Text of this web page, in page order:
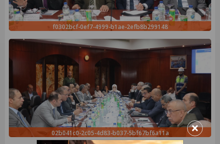
f0302bcf-0ef7-4999-b1ae-2efb8b299148
02b041c0-2c05-4d83-b037-5bf67bf6a11a ×